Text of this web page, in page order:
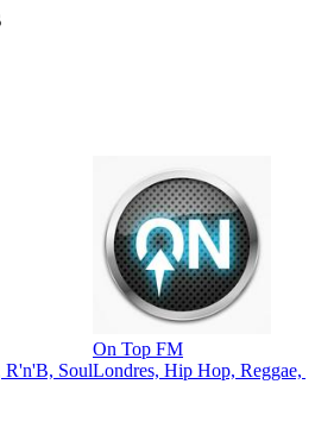
R'n'B, Soul
On Top FM
Londres, Hip Hop, Reggae,